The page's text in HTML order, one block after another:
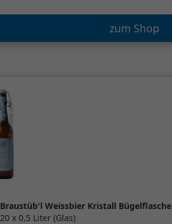
zum Shop
Braustüb'l Weissbier Kristall Bügelflasche
20 x 0,5 Liter (Glas)